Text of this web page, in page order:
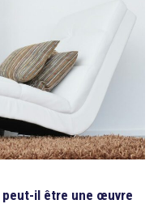
peut-il être une œuvre